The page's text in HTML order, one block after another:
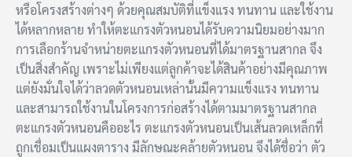
หรือโครงสร้างต่างๆ ด้วยคุณสมบัติที่แข็งแรง ทนทาน และใช้งาน
ได้หลากหลาย ทำให้ตะแกรงตัวหนอนได้รับความนิยมอย่างมาก
การเลือกร้านจำหน่ายตะแกรงตัวหนอนที่ได้มาตรฐานสากล จึง
เป็นสิ่งสำคัญ เพราะไม่เพียงแต่ลูกค้าจะได้สินค้าอย่างมีคุณภาพ
แต่ยังมั่นใจได้ว่าลวดตัวหนอนเหล่านั้นมีความแข็งแรง ทนทาน
และสามารถใช้งานในโครงการก่อสร้างได้ตามมาตรฐานสากล
ตะแกรงตัวหนอนคืออะไร ตะแกรงตัวหนอนเป็นเส้นลวดเหล็กที่
ถูกเชื่อมเป็นแผงตาราง มีลักษณะคล้ายตัวหนอน จึงได้ชื่อว่า ตัว